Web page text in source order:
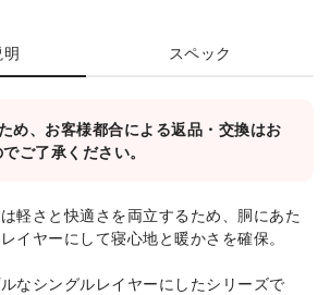
スペック
め、お客様都合による返品・交換はお
ご了承ください。
軽さと快適さを両立するため、胴にあた
イヤーにして寝心地と暖かさを確保。
なシングルレイヤーにしたシリーズで